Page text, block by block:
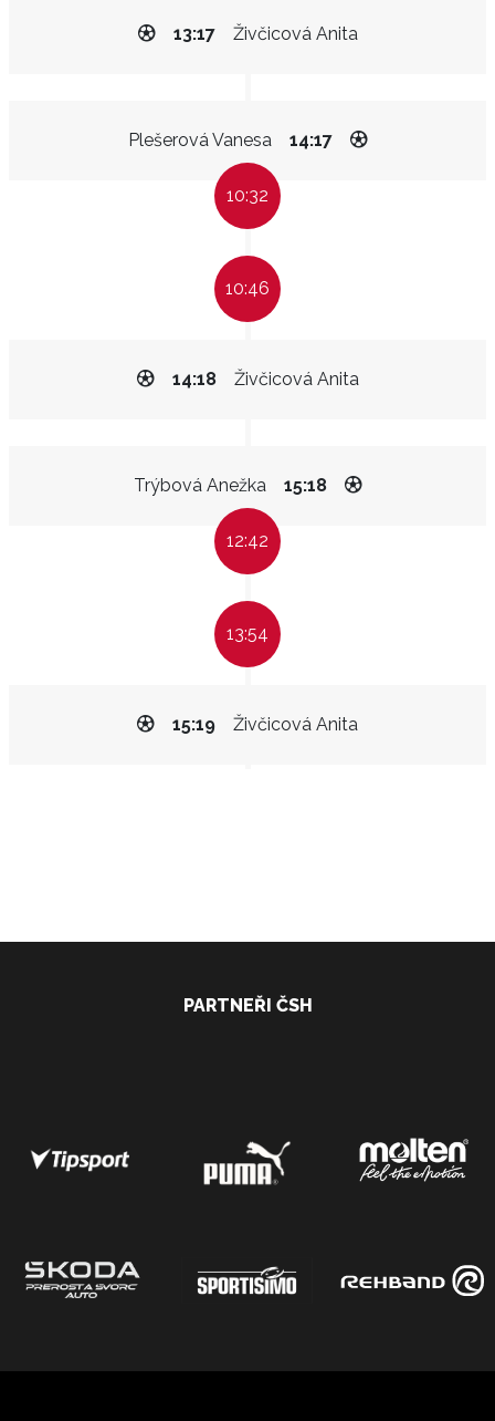
Živčicová Anita
13:17
Plešerová Vanesa 14:17
10:32
10:46
Živčicová Anita
14:18
Trýbová Anežka 15:18
12:42
13:54
Živčicová Anita
15:19
PARTNEŘI ČSH